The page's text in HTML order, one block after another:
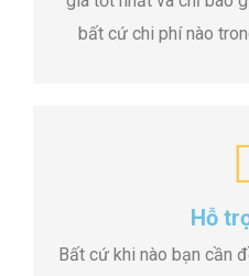
bất cứ chi phí nào
Hỗ
Bất cứ khi nào bạn cần